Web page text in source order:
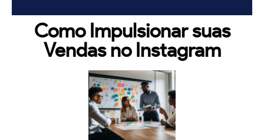
Como Impulsionar suas
Vendas no Instagram